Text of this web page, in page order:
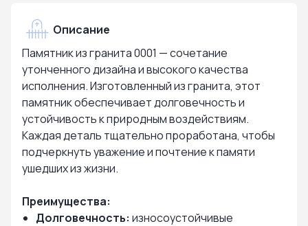
Описание
Памятник из гранита 0001 — сочетание
утонченного дизайна и высокого качества
исполнения. Изготовленный из гранита, этот
памятник обеспечивает долговечность и
устойчивость к природным воздействиям.
Каждая деталь тщательно проработана, чтобы
подчеркнуть уважение и почтение к памяти
ушедших из жизни.
Преимущества:
Долговечность: износоустойчивые